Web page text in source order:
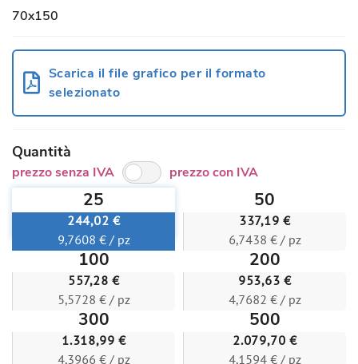
70x150
Scarica il file grafico per il formato
selezionato
Quantità
prezzo senza IVA prezzo con IVA
25
244,02 €
9,7608 € / pz
50
337,19 €
6,7438 € / pz
100
557,28 €
5,5728 € / pz
200
953,63 €
4,7682 € / pz
300
1.318,99 €
4,3966 € / pz
500
2.079,70 €
4,1594 € / pz